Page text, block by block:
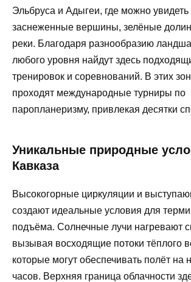
Эльбруса и Адыгеи, где можно
заснеженные вершины, зелёные
реки. Благодаря разнообразию
любого уровня найдут здесь
тренировок и соревнований. В этих
проходят международные турниры по
паропланеризму, привлекая десятки
Уникальные природные
Кавказа
Высокогорные циркуляции и
создают идеальные условия для
подъёма. Солнечные лучи нагревают
вызывая восходящие потоки тёплого
которые могут обеспечивать полёт на
часов. Верхняя граница облачности